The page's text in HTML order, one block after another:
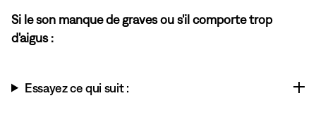
Si le son manque de graves ou s'il comporte trop
d'aigus :
Essayez ce qui suit :